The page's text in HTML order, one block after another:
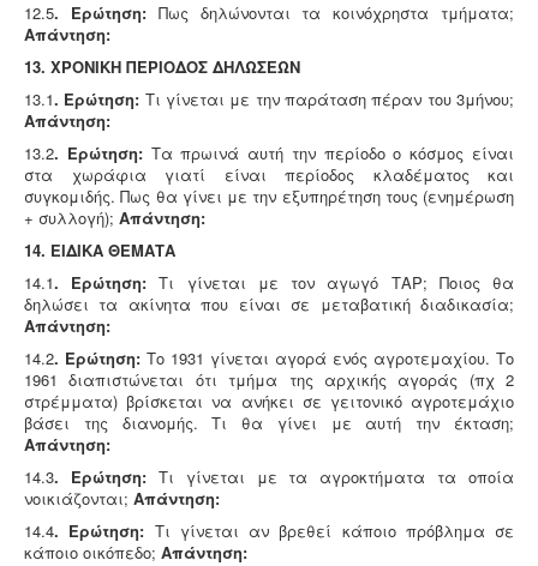
12.5. Ερώτηση: Πως δηλώνονται τα κοινόχρηστα τμήματα;
Απάντηση:
13. ΧΡΟΝΙΚΗ ΠΕΡΙΟΔΟΣ ΔΗΛΩΣΕΩΝ
13.1. Ερώτηση: Τι γίνεται με την παράταση πέραν του 3μήνου;
Απάντηση:
13.2. Ερώτηση: Τα πρωινά αυτή την περίοδο ο κόσμος είναι
στα χωράφια γιατί είναι περίοδος κλαδέματος και
συγκομιδής. Πως θα γίνει με την εξυπηρέτηση τους (ενημέρωση
+ συλλογή); Απάντηση:
14. ΕΙΔΙΚΑ ΘΕΜΑΤΑ
14.1. Ερώτηση:Τι γίνεται με τον αγωγό ΤΑΡ; Ποιος θα
δηλώσει τα ακίνητα που είναι σε μεταβατική διαδικασία;
Απάντηση:
14.2. Ερώτηση: Το 1931 γίνεται αγορά ενός αγροτεμαχίου. Το
1961 διαπιστώνεται ότι τμήμα της αρχικής αγοράς (πχ 2
στρέμματα) βρίσκεται να ανήκει σε γειτονικό αγροτεμάχιο
βάσει της διανομής. Τι θα γίνει με αυτή την έκταση;
Απάντηση:
14.3. Ερώτηση: Τι γίνεται με τα αγροκτήματα τα οποία
νοικιάζονται; Απάντηση:
14.4. Ερώτηση: Τι γίνεται αν βρεθεί κάποιο πρόβλημα σε
κάποιο οικόπεδο; Απάντηση: